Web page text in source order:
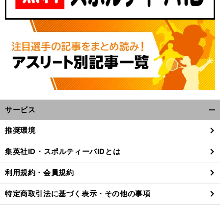
サービス
閉
る
推奨環境
集英社ID・スポルティーバIDとは
利用規約・会員規約
特定商取引法に基づく表示・その他の事項